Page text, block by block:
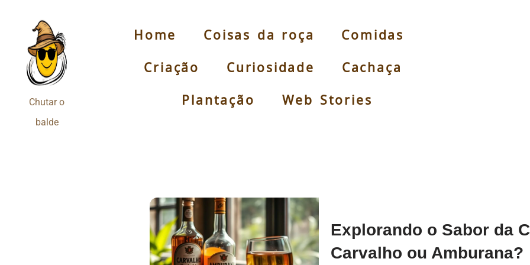
Pular
para
conteúdo
Chutar o
balde
Home Coisas da roça Comidas
Criação Curiosidade Cachaça
Plantação Web Stories
Explorando o Sabor da
Carvalho ou Amburana?